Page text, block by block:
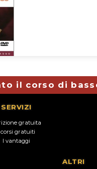
il corso di
SERVIZI
gratuita
corsi gratuiti
I vantaggi
ALTRI